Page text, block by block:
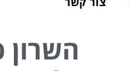
השרון